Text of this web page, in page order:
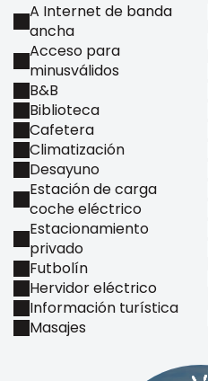
A Internet de banda
ancha
Acceso para
minusválidos
B&B
Biblioteca
Cafetera
Climatización
Desayuno
Estación de carga
coche eléctrico
Estacionamiento
privado
Futbolín
Hervidor eléctrico
Información turística
Masajes